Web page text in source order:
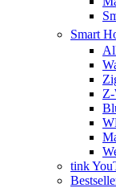
Smart
tink